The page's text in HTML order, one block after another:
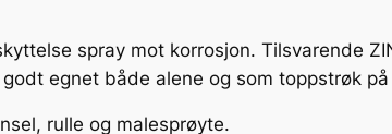
r
a
5
spray mot korrosjon. Tilsvarende
egnet både alene og som toppstrøk
rulle og malesprøyte.